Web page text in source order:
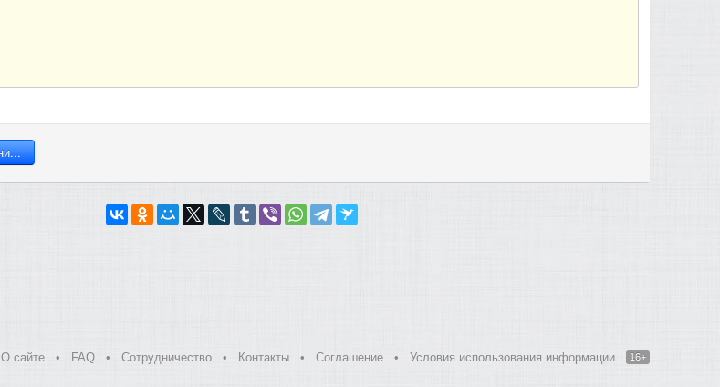
О сайте • FAQ • Сотрудничество • Контакты • Соглашение • Условия использования информации 16+